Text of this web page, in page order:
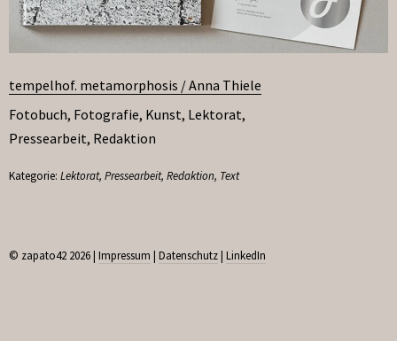
tempelhof. metamorphosis / Anna Thiele
Fotobuch, Fotografie, Kunst, Lektorat,
Pressearbeit, Redaktion
Kategorie: Lektorat, Pressearbeit, Redaktion, Text
© zapato42 2026 | Impressum | Datenschutz| LinkedIn